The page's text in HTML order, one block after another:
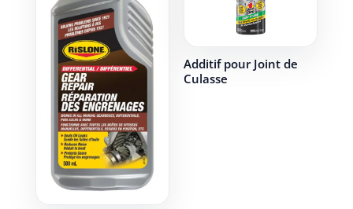
Additif pour Joint de
Culasse